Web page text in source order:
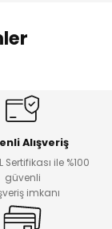
Alışveriş
Sertifikası ile %100
güvenli
imkanı